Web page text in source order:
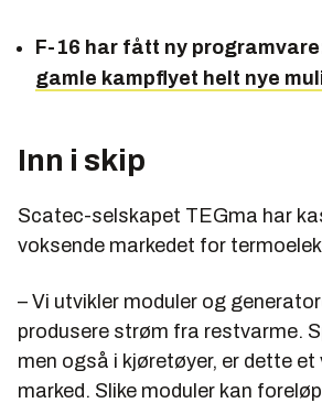
F-16 har fått ny
gamle kampflyet helt nye
Inn i skip
Scatec-selskapet TEGma har
voksende markedet for
– Vi utvikler moduler og
produsere strøm fra restvarme.
men også i kjøretøyer, er dette et
marked. Slike moduler kan